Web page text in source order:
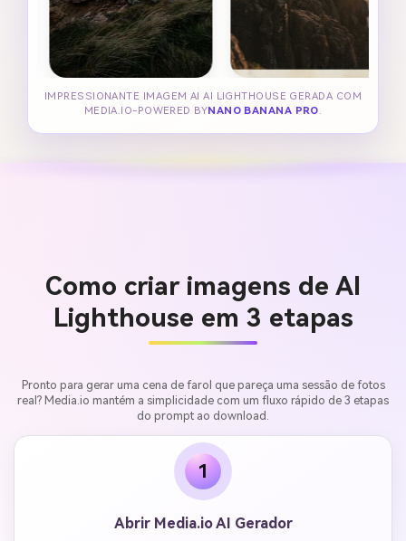
IMPRESSIONANTE IMAGEM AI AI LIGHTHOUSE GERADA COM
MEDIA.IO-POWERED BYNANO BANANA PRO.
Como criar imagens de AI
Lighthouse em 3 etapas
Pronto para gerar uma cena de farol que pareça uma sessão de fotos
real? Media.io mantém a simplicidade com um fluxo rápido de 3 etapas
do prompt ao download.
1
Abrir Media.io AI Gerador